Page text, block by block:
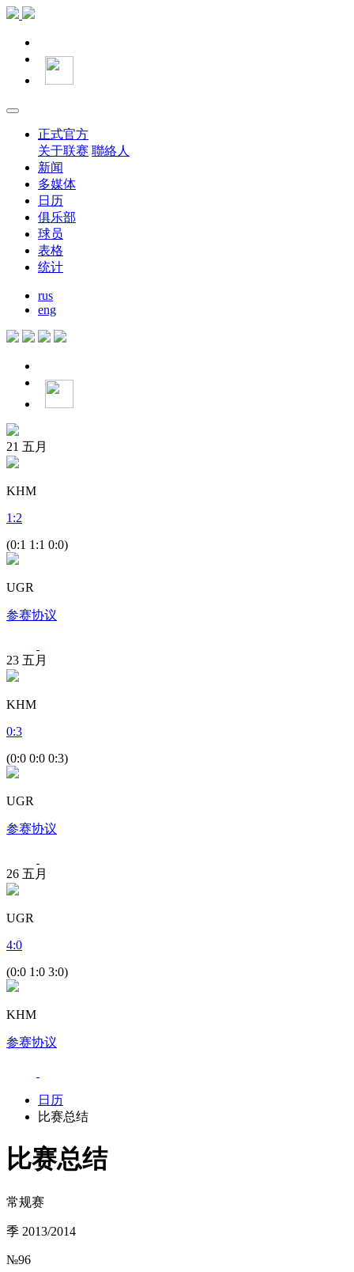
正式官方
关于联赛 聯絡人
新闻
多媒体
日历
俱乐部
球员
表格
统计
rus
eng
21 五月
KHM
1 :2
(0:1 1:1 0:0)
UGR
参赛协议
23 五月
KHM
0:3
(0:0 0:0 0:3)
UGR
参赛协议
26 五月
UGR
4:0
(0:0 1:0 3:0)
KHM
参赛协议
日历
比赛总结
比赛总结
常规赛
季 2013/2014
№96